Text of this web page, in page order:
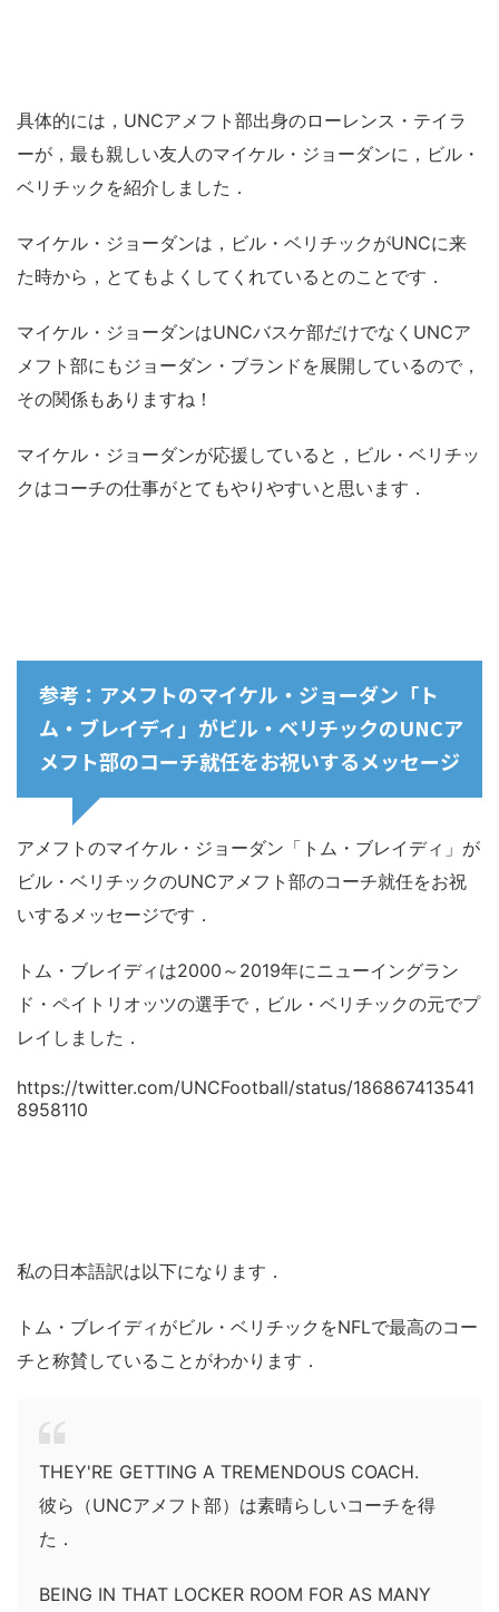
具体的には，UNCアメフト部出身のローレンス・テイラ
ーが，最も親しい友人のマイケル・ジョーダンに，ビル・
ベリチックを紹介しました．
マイケル・ジョーダンは，ビル・ベリチックがUNCに来
た時から，とてもよくしてくれているとのことです．
マイケル・ジョーダンはUNCバスケ部だけでなくUNCア
メフト部にもジョーダン・ブランドを展開しているので，
その関係もありますね！
マイケル・ジョーダンが応援していると，ビル・ベリチッ
クはコーチの仕事がとてもやりやすいと思います．
参考：アメフトのマイケル・ジョーダン「ト
ム・ブレイディ」がビル・ベリチックのUNCア
メフト部のコーチ就任をお祝いするメッセージ
アメフトのマイケル・ジョーダン「トム・ブレイディ」が
ビル・ベリチックのUNCアメフト部のコーチ就任をお祝
いするメッセージです．
トム・ブレイディは2000～2019年にニューイングラン
ド・ペイトリオッツの選手で，ビル・ベリチックの元でプ
レイしました．
https://twitter.com/UNCFootball/status/186867413541
8958110
私の日本語訳は以下になります．
トム・ブレイディがビル・ベリチックをNFLで最高のコー
チと称賛していることがわかります．
THEY'RE GETTING A TREMENDOUS COACH.
彼ら（UNCアメフト部）は素晴らしいコーチを得
た．
BEING IN THAT LOCKER ROOM FOR AS MANY